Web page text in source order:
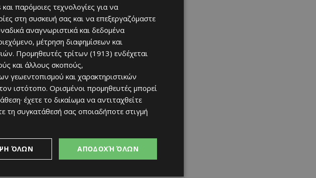
30 μεγάλα δέντρα,
των δημόσιων χώρων
ελέγχους στην περιοχή,
παρόμοιες τεχνολογίες για να
στη συσκευή σας και να επεξεργαζόμαστε
αναγνωριστικά και δεδομένα
μέτρηση διαφημίσεων και
Προμηθευτές τρίτων (1913) ενδέχεται
και άλλους σκοπούς,
γεωεντοπισμού και χαρακτηριστικών
ιστότοπο. Ορισμένοι προμηθευτές μπορεί
έχετε το δικαίωμα να αντιταχθείτε
τη συγκατάθεσή σας οποιαδήποτε στιγμή
ΑΠΟΔΟΧΉ ΌΛΩΝ
ΌΛΩΝ